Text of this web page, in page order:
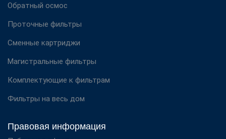
Обратный осмос
Проточные фильтры
Сменные картриджи
Магистральные фильтры
Комплектующие к фильтрам
Фильтры на весь дом
Правовая информация